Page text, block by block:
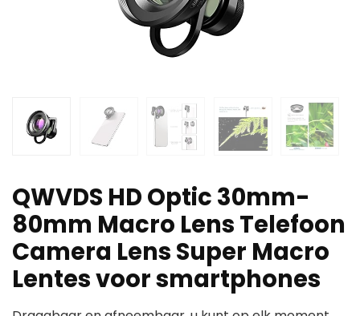
QWVDS HD Optic 30mm-
80mm Macro Lens Telefoon
Camera Lens Super Macro
Lentes voor smartphones